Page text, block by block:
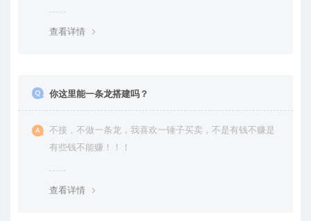
查看详情
你这里能一条龙搭建吗？
不接，不做一条龙，我喜欢一锤子买卖，不是有钱不赚是
有些钱不能赚！！！
查看详情